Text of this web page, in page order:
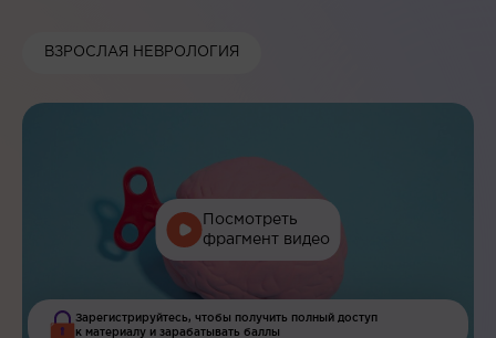
ВЗРОСЛАЯ НЕВРОЛОГИЯ
Посмотреть
фрагмент видео
Зарегистрируйтесь, чтобы получить полный доступ
к материалу и зарабатывать баллы